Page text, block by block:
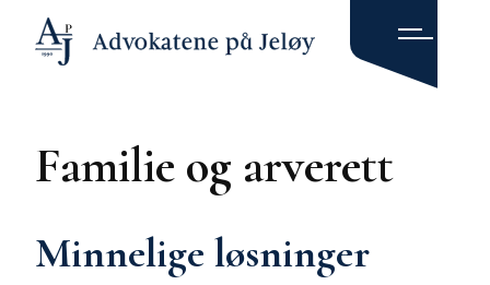
Familie og arverett
Minnelige løsninger